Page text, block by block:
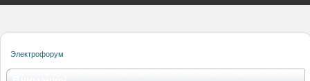
Электрофорум